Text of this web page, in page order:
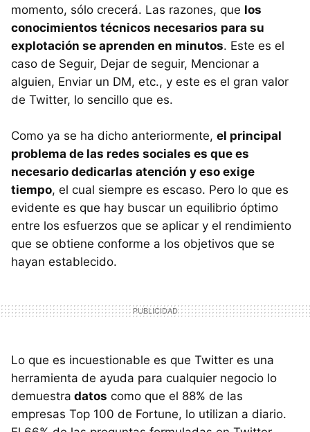
momento, sólo crecerá. Las razones, que los
conocimientos técnicos necesarios para su
explotación se aprenden en minutos. Este es el
caso de Seguir, Dejar de seguir, Mencionar a
alguien, Enviar un DM, etc., y este es el gran valor
de Twitter, lo sencillo que es.
Como ya se ha dicho anteriormente, el principal
problema de las redes sociales es que es
necesario dedicarlas atención y eso exige
tiempo, el cual siempre es escaso. Pero lo que es
evidente es que hay buscar un equilibrio óptimo
entre los esfuerzos que se aplicar y el rendimiento
que se obtiene conforme a los objetivos que se
hayan establecido.
Lo que es incuestionable es que Twitter es una
herramienta de ayuda para cualquier negocio lo
demuestra datos como que el 88% de las
empresas Top 100 de Fortune, lo utilizan a diario.